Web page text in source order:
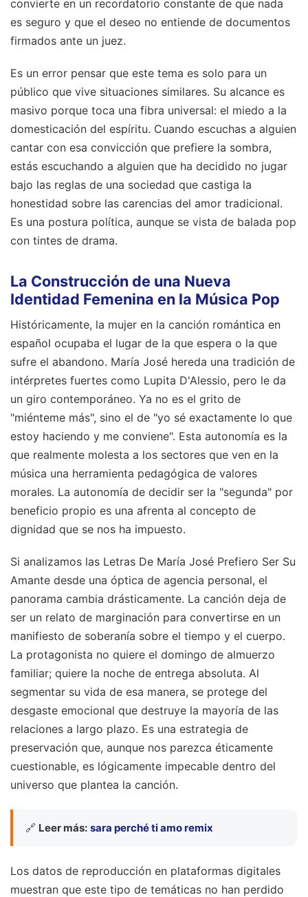
convierte en un recordatorio constante de que nada
es seguro y que el deseo no entiende de documentos
firmados ante un juez.
Es un error pensar que este tema es solo para un
público que vive situaciones similares. Su alcance es
masivo porque toca una fibra universal: el miedo a la
domesticación del espíritu. Cuando escuchas a alguien
cantar con esa convicción que prefiere la sombra,
estás escuchando a alguien que ha decidido no jugar
bajo las reglas de una sociedad que castiga la
honestidad sobre las carencias del amor tradicional.
Es una postura política, aunque se vista de balada pop
con tintes de drama.
La Construcción de una Nueva
Identidad Femenina en la Música Pop
Históricamente, la mujer en la canción romántica en
español ocupaba el lugar de la que espera o la que
sufre el abandono. María José hereda una tradición de
intérpretes fuertes como Lupita D'Alessio, pero le da
un giro contemporáneo. Ya no es el grito de
"miénteme más", sino el de "yo sé exactamente lo que
estoy haciendo y me conviene". Esta autonomía es la
que realmente molesta a los sectores que ven en la
música una herramienta pedagógica de valores
morales. La autonomía de decidir ser la "segunda" por
beneficio propio es una afrenta al concepto de
dignidad que se nos ha impuesto.
Si analizamos las Letras De María José Prefiero Ser Su
Amante desde una óptica de agencia personal, el
panorama cambia drásticamente. La canción deja de
ser un relato de marginación para convertirse en un
manifiesto de soberanía sobre el tiempo y el cuerpo.
La protagonista no quiere el domingo de almuerzo
familiar; quiere la noche de entrega absoluta. Al
segmentar su vida de esa manera, se protege del
desgaste emocional que destruye la mayoría de las
relaciones a largo plazo. Es una estrategia de
preservación que, aunque nos parezca éticamente
cuestionable, es lógicamente impecable dentro del
universo que plantea la canción.
🔗 Leer más: sara perché ti amo remix
Los datos de reproducción en plataformas digitales
muestran que este tipo de temáticas no han perdido